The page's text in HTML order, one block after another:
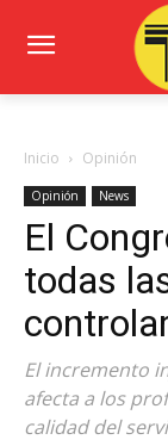
Inicio Opinión
Opinión News
El
todas
El incremento
afecta a los
calidad del